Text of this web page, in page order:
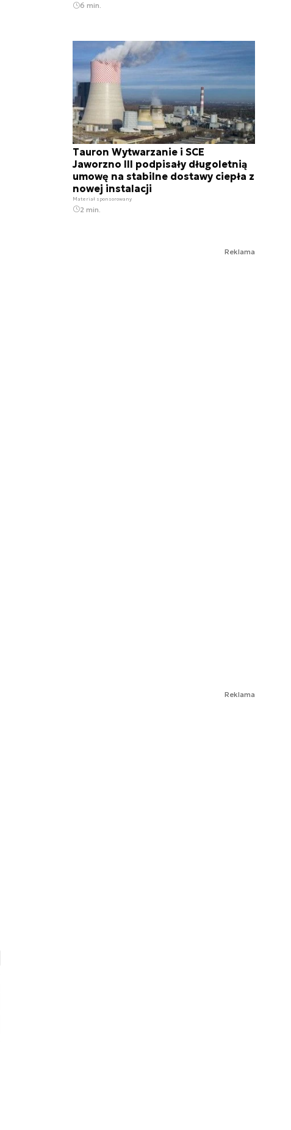
6 min.
Tauron Wytwarzanie i SCE
Jaworzno III podpisały długoletnią
umowę na stabilne dostawy ciepła z
nowej instalacji
Materiał sponsorowany
2 min.
Reklama
Reklama